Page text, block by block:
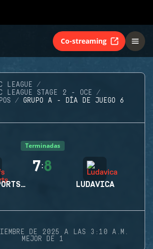
Co-streaming
LEAGUE
LEAGUE STAGE 2 - OCE
GRUPO A - DÍA DE JUEGO 6
Terminadas
CHIEFS ESPORTS CLUB
7:8
LUDAVICA
DE 2025 A LAS 3:10 A.M.
MEJOR DE 1